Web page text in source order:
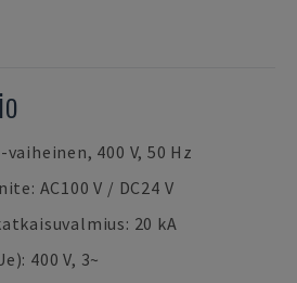
400 V, 50 Hz
AC100 V / DC24 V
20 kA
400 V, 3~